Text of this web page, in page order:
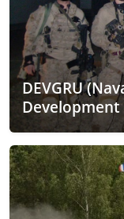
DEVGRU
Development